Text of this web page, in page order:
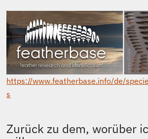
https://www.featherbase.info/de/
s
Zurück zu dem, worüber